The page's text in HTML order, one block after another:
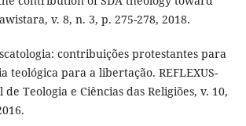
v. 8, n. 3, p. 275-278, 2018.
contribuições protestantes para
teológica para a libertação. REFLEXUS-
de Teologia e Ciências das Religiões, v. 10,